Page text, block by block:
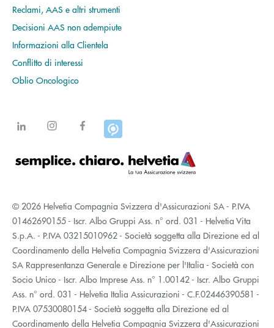
Reclami, AAS e altri strumenti
Decisioni AAS non adempiute
Informazioni alla Clientela
Conflitto di interessi
Oblio Oncologico
© 2026 Helvetia Compagnia Svizzera d'Assicurazioni SA - P.IVA
01462690155 - Iscr. Albo Gruppi Ass. n° ord. 031 - Helvetia Vita
S.p.A. - P.IVA 03215010962 - Società soggetta alla Direzione ed al
Coordinamento della Helvetia Compagnia Svizzera d'Assicurazioni
SA Rappresentanza Generale e Direzione per l'Italia - Società con
Socio Unico - Iscr. Albo Imprese Ass. n° 1.00142 - Iscr. Albo Gruppi
Ass. n° ord. 031 - Helvetia Italia Assicurazioni - C.F.02446390581 -
P.IVA 07530080154 - Società soggetta alla Direzione ed al
Coordinamento della Helvetia Compagnia Svizzera d'Assicurazioni